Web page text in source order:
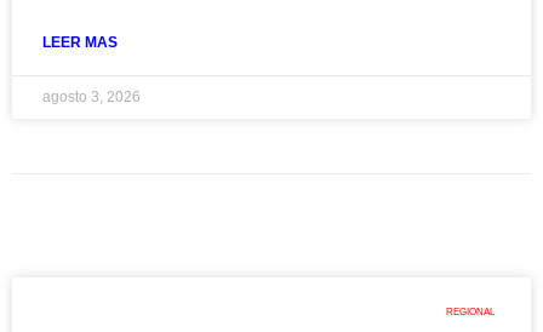
LEER MAS
agosto 3, 2026
REGIONAL